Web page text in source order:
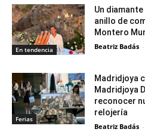
En tendencia
Un
anillo de
Montero
Beatriz Badás -
Ferias
Madridjoya
Madridjoya
reconocer
relojería
Beatriz Badás -